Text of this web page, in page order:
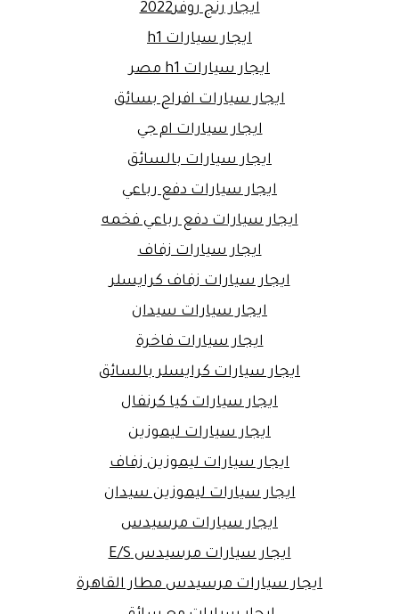
ايجار رنج روفر2022
ايجار سيارات h1
ايجار سيارات h1 مصر
ايجار سيارات افراح بسائق
ايجار سيارات ام جي
ايجار سيارات بالسائق
ايجار سيارات دفع رباعي
ايجار سيارات دفع رباعي فخمه
ايجار سيارات زفاف
ايجار سيارات زفاف كرايسلر
ايجار سيارات سيدان
ايجار سيارات فاخرة
ايجار سيارات كرايسلر بالسائق
ايجار سيارات كيا كرنفال
ايجار سيارات ليموزين
ايجار سيارات ليموزين زفاف
ايجار سيارات ليموزين سيدان
ايجار سيارات مرسيدس
ايجار سيارات مرسيدس E/S
ايجار سيارات مرسيدس مطار القاهرة